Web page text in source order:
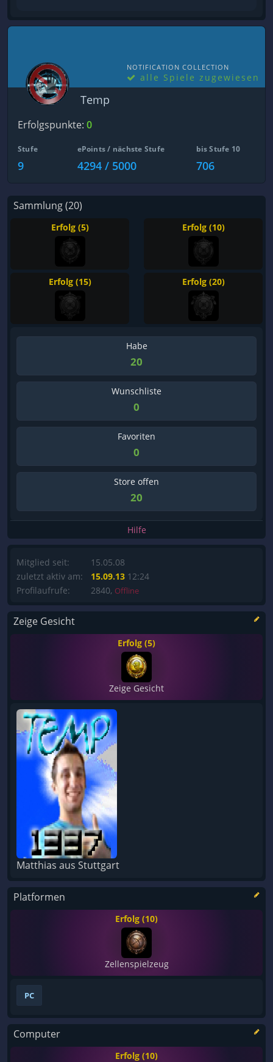
NOTIFICATION COLLECTION
alle Spiele zugewiesen
Temp
Erfolgspunkte: 0
Stufe
9
ePoints / nächste Stufe
4294 / 5000
bis Stufe 10
706
Sammlung (20)
Erfolg (5) Erfolg (10)
Erfolg (15) Erfolg (20)
Habe
20
Wunschliste
0
Favoriten
0
Store offen
20
Hilfe
Mitglied seit:
zuletzt aktiv am:
Profilaufrufe:
15.05.08
15.09.13 12:24
2840, Offline
Zeige Gesicht
Erfolg (5)
Zeige Gesicht
Matthias aus Stuttgart
Platformen
Erfolg (10)
Zellenspielzeug
PC
Computer
Erfolg (10)